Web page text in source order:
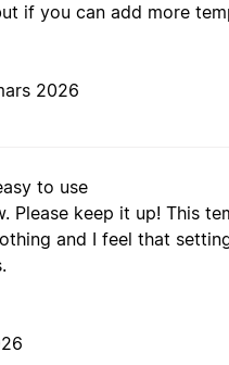
if you can add more
2026
to use
Please keep it up! This
and I feel that